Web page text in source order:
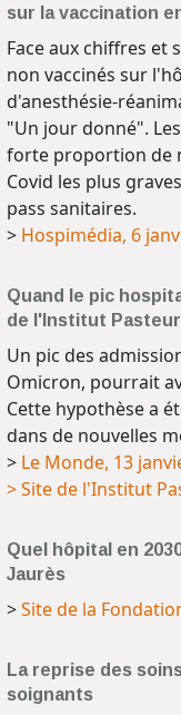
sur la vaccination
Face aux chiffres et
non vaccinés sur
d'anesthésie-
"Un jour donné".
forte proportion de
Covid les plus
pass sanitaires.
> Hospimédia, 6
Quand le pic
de l'Institut Pasteur
Un pic des
Omicron, pourrait
Cette hypothèse a
dans de nouvelles
> Le Monde, 13
> Site de l'Institut
Quel hôpital en
Jaurès
>Site de la
La reprise des
soignants